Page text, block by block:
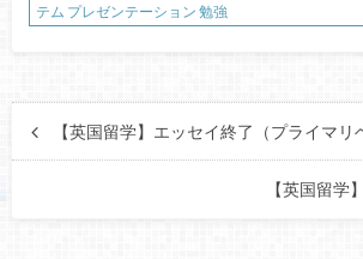
テム プレゼンテーション 勉強
【英国留学】エッセイ終了（プライマリ
【英国留学